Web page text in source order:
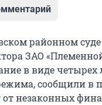
районном
ЗАО
в виде
сообщили в
незаконных